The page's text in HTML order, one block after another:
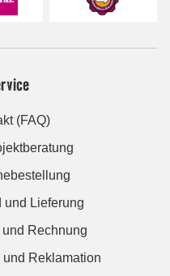
(FAQ)
und Lieferung
Rechnung
Reklamation